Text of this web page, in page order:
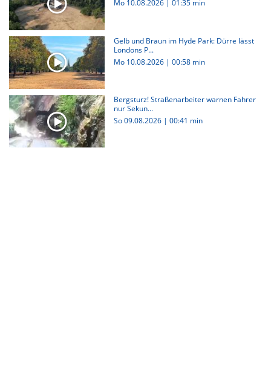
Mo 10.08.2026 | 01:35 min
Gelb und Braun im Hyde Park: Dürre lässt
Londons P...
Mo 10.08.2026 | 00:58 min
Bergsturz! Straßenarbeiter warnen Fahrer
nur Sekun...
So 09.08.2026 | 00:41 min